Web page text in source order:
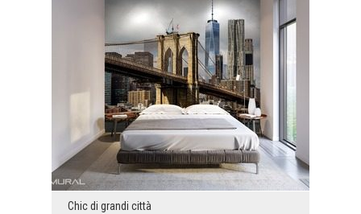
Chic di grandi città